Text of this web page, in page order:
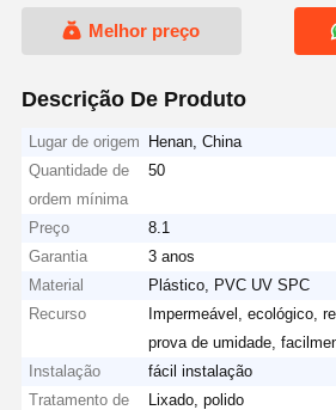
Melhor preço
Descrição De Produto
Lugar de origem
Henan, China
Quantidade de
ordem mínima
50
Preço
8.1
Garantia
3 anos
Material
Plástico, PVC UV SPC
Recurso
Impermeável, ecológico,
prova de umidade,
Instalação
fácil instalação
Tratamento de
Lixado, polido